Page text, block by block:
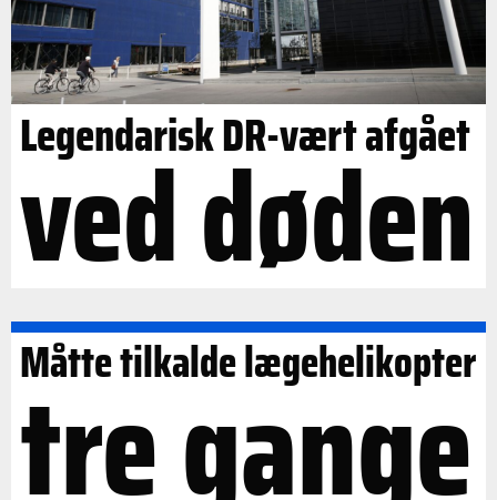
Legendarisk DR-vært afgået
ved døden
Måtte tilkalde lægehelikopter
tre gange